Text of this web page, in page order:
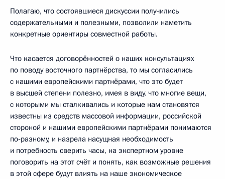
Полагаю, что состоявшиеся дискуссии получились
содержательными и полезными, позволили наметить
конкретные ориентиры совместной работы.
Что касается договорённостей о наших консультациях
по поводу восточного партнёрства, то мы согласились
с нашими европейскими партнёрами, что это будет
в высшей степени полезно, имея в виду, что многие вещи,
с которыми мы сталкивались и которые нам становятся
известны из средств массовой информации, российской
стороной и нашими европейскими партнёрами понимаются
по‑разному, и назрела насущная необходимость
и потребность сверить часы, на экспертном уровне
поговорить на этот счёт и понять, как возможные решения
в этой сфере будут влиять на наше экономическое